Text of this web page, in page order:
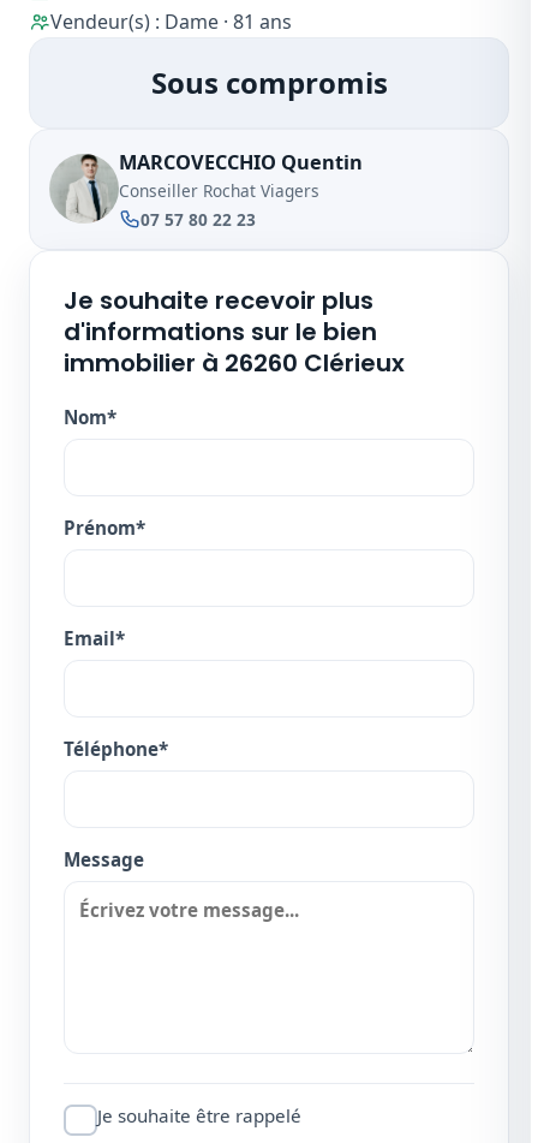
Vendeur(s) : Dame · 81 ans
Sous compromis
MARCOVECCHIO Quentin
Conseiller Rochat Viagers
07 57 80 22 23
Je souhaite recevoir plus
d'informations sur le bien
immobilier à 26260 Clérieux
Nom*
Prénom*
Email*
Téléphone*
Message
Je souhaite être rappelé